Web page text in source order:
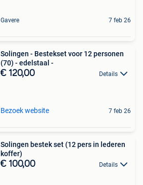
Gavere 7 feb 26
Solingen - Bestekset voor 12 personen
(70) - edelstaal -
€ 120,00 Details
Bezoek website 7 feb 26
Solingen bestek set (12 pers in lederen
koffer)
€ 100,00 Details